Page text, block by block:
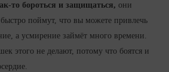
то бороться и защищаться, они
быстро поймут, что вы можете привлечь
а усмирение займёт много времени.
этого не делают, потому что боятся и